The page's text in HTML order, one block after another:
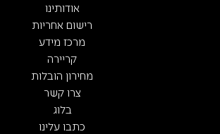
אודותינו
רישום אחריות
מרכז מידע
קריירה
מחירון הובלות
צרו קשר
בלוג
כתבו עלינו